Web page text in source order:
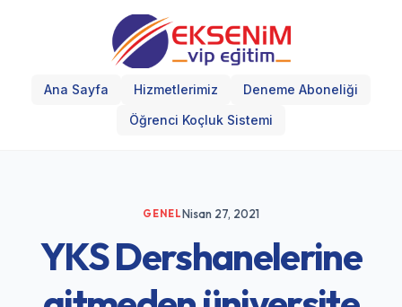
Ana Sayfa Hizmetlerimiz
Deneme Aboneliği
Öğrenci Koçluk Sistemi
GENELNisan 27, 2021
YKS Dershanelerine